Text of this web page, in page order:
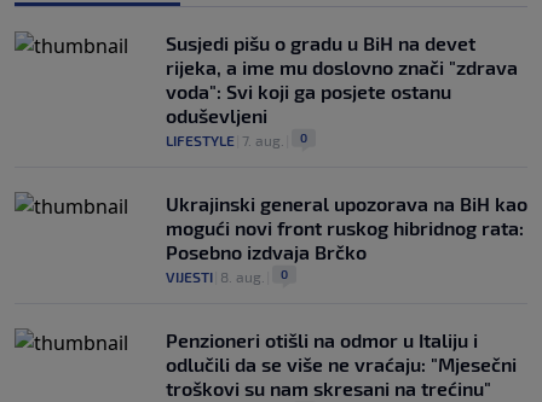
Susjedi pišu o gradu u BiH na devet
rijeka, a ime mu doslovno znači "zdrava
voda": Svi koji ga posjete ostanu
oduševljeni
LIFESTYLE 7. aug. 0
Ukrajinski general upozorava na BiH kao
mogući novi front ruskog hibridnog rata:
Posebno izdvaja Brčko
VIJESTI 8. aug. 0
Penzioneri otišli na odmor u Italiju i
odlučili da se više ne vraćaju: "Mjesečni
troškovi su nam skresani na trećinu"